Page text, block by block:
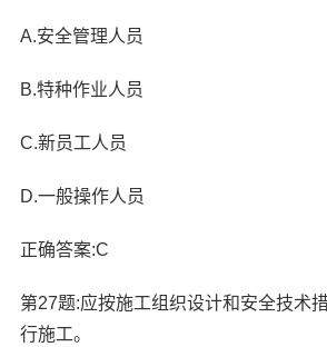
A.安全管理人员
B.特种作业人员
C.新员工人员
D.一般操作人员
正确答案:C
第27题:应按施工组织设计和安全技术
行施工。